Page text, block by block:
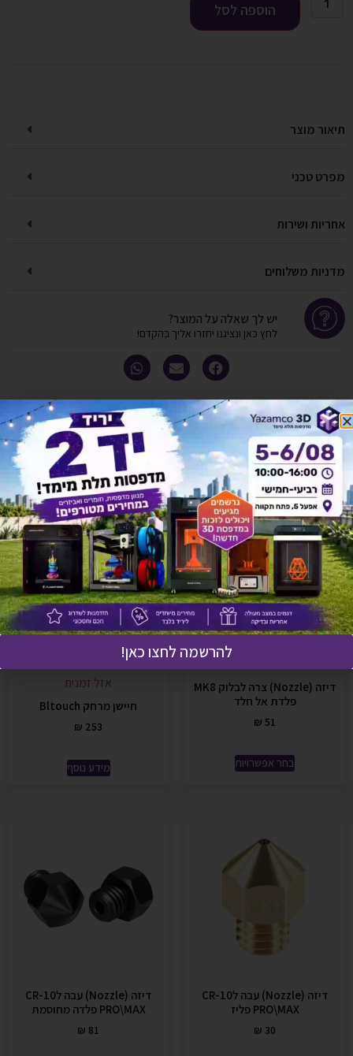
הוספה לסל
תיאור מוצר
מפרט טכני
אחריות ושירות
מדניות משלוחים
יש לך שאלה על המוצר?
לחץ כאן ונציגנו יחזרו אליך בהקדם!
אולי יעניין אותך גם
דיזה (Nozzle) צרה לבלוק MK8
פלדת אל חלד
₪ 51
בחר אפשרויות
אזל זמנית
חיישן מרחק Bltouch
₪ 253
מידע נוסף
דיזה (Nozzle) עבה לCR-10
PRO\MAX פליז
₪ 30
דיזה (Nozzle) עבה לCR-10
PRO\MAX פלדה מחוסמת
₪ 81
להרשמה לחצו כאן!